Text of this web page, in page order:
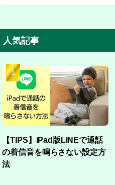
人気記事
【TIPS】iPad版LINEで通話
の着信音を鳴らさない設定方
法